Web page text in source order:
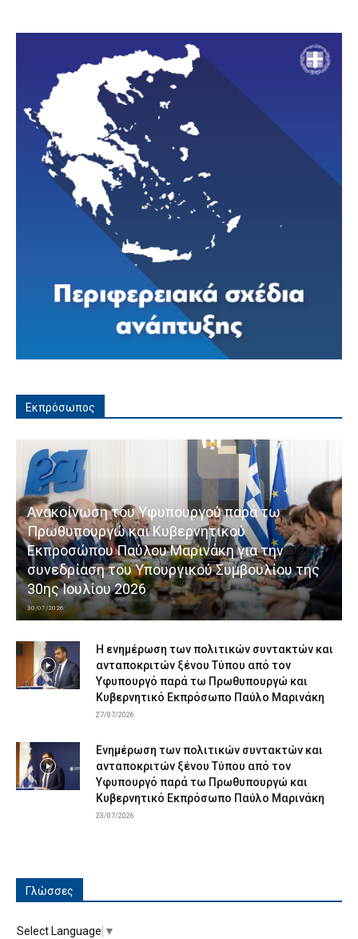
Εκπρόσωπος
Ανακοίνωση του Υφυπουργού παρά τω
Πρωθυπουργώ και Κυβερνητικού
Εκπροσώπου Παύλου Μαρινάκη για την
συνεδρίαση του Υπουργικού Συμβουλίου της
30ης Ιουλίου 2026
30/07/2026
Η ενημέρωση των πολιτικών συντακτών και
ανταποκριτών ξένου Τύπου από τον
Υφυπουργό παρά τω Πρωθυπουργώ και
Κυβερνητικό Εκπρόσωπο Παύλο Μαρινάκη
27/07/2026
Ενημέρωση των πολιτικών συντακτών και
ανταποκριτών ξένου Τύπου από τον
Υφυπουργό παρά τω Πρωθυπουργώ και
Κυβερνητικό Εκπρόσωπο Παύλο Μαρινάκη
23/07/2026
Γλώσσες
Select Language ▼